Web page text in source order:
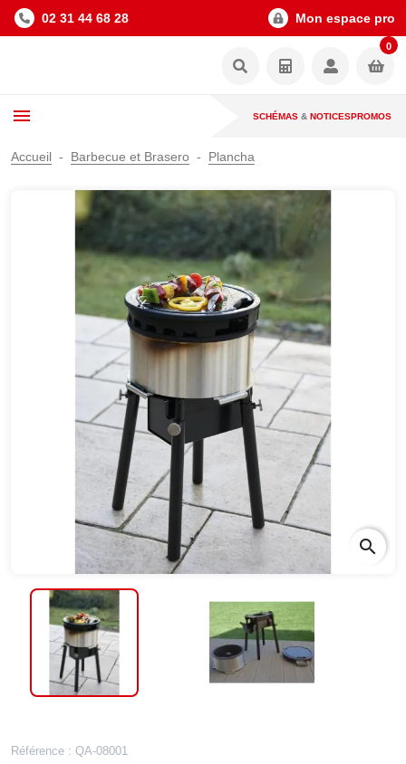
02 31 44 68 28 Mon espace pro
0
SCHÉMAS & NOTICESPROMOS
Accueil Barbecue et Brasero Plancha
search
Référence : QA-08001